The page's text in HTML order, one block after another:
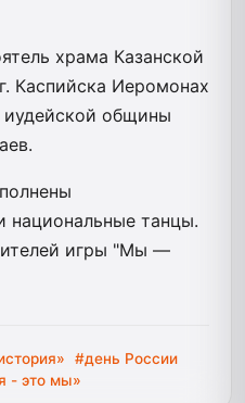
храма Казанской
Каспийска Иеромонах
иудейской общины
национальные танцы.
игры "Мы —
#день России
- это мы»